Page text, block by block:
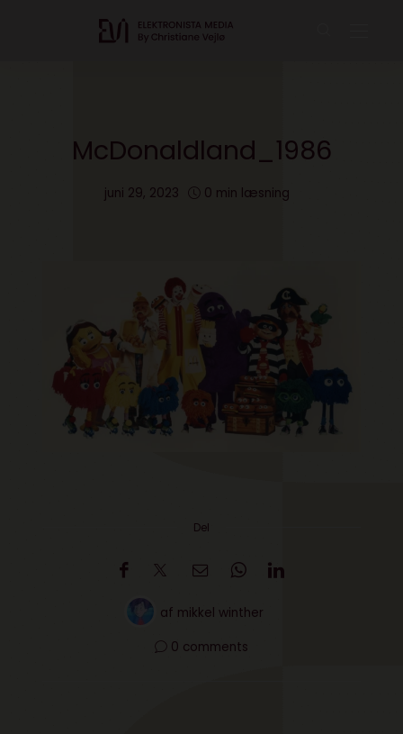
McDonaldland_1986
juni 29, 2023 0 min læsning
Del
af mikkel winther
0 comments